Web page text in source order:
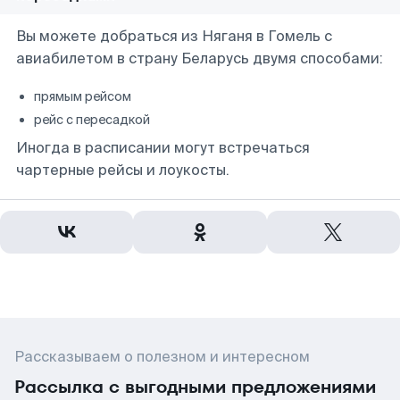
Вы можете добраться из Няганя в Гомель с
авиабилетом в страну Беларусь двумя способами:
прямым рейсом
рейс с пересадкой
Иногда в расписании могут встречаться
чартерные рейсы и лоукосты.
Рассказываем о полезном и интересном
Рассылка с выгодными предложениями